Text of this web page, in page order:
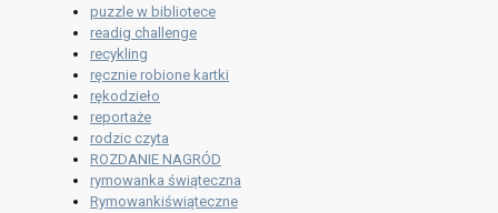
puzzle w bibliotece
readig challenge
recykling
ręcznie robione kartki
rękodzieło
reportaże
rodzic czyta
ROZDANIE NAGRÓD
rymowanka świąteczna
Rymowankiświąteczne